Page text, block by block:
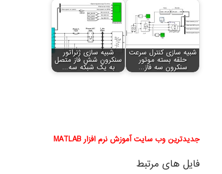
شبیه سازی کنترل سرعت
حلقه بسته موتور
سنکرون سه فاز…
شبیه سازی ژنراتور
سنکرون شش فاز متصل
به یک شبکه سه…
جدیدترین وب سایت آموزش نرم افزار MATLAB
فایل های مرتبط